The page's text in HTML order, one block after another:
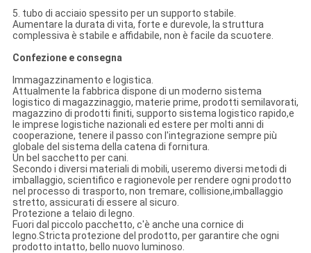
5. tubo di acciaio spessito per un supporto stabile.
Aumentare la durata di vita, forte e durevole, la struttura
complessiva è stabile e affidabile, non è facile da scuotere.
Confezione e consegna
Immagazzinamento e logistica.
Attualmente la fabbrica dispone di un moderno sistema
logistico di magazzinaggio, materie prime, prodotti semilavorati,
magazzino di prodotti finiti, supporto sistema logistico rapido,e
le imprese logistiche nazionali ed estere per molti anni di
cooperazione, tenere il passo con l'integrazione sempre più
globale del sistema della catena di fornitura.
Un bel sacchetto per cani.
Secondo i diversi materiali di mobili, useremo diversi metodi di
imballaggio, scientifico e ragionevole per rendere ogni prodotto
nel processo di trasporto, non tremare, collisione,imballaggio
stretto, assicurati di essere al sicuro.
Protezione a telaio di legno.
Fuori dal piccolo pacchetto, c'è anche una cornice di
legno.Stricta protezione del prodotto, per garantire che ogni
prodotto intatto, bello nuovo luminoso.